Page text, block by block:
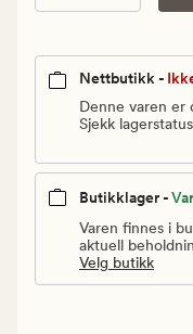
Nettbutikk -
Denne varen er
Sjekk
Butikklager -
Varen finnes i
aktuell
Velg butikk